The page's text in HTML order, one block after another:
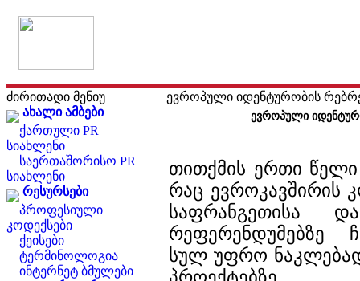
ძირითადი მენიუ
ახალი ამბები
ქართული PR
სიახლენი
საერთაშორისო PR
სიახლენი
რესურსები
პროფესიული
კოდექსები
ქეისები
ტერმინოლოგია
ინტერნეტ ბმულები
ევროპული იდენტურობის
ევროპული
თითქმის ერთი წელი
რაც ევროკავშირის
საფრანგეთისა
რეფერენდუმებზე
სულ უფრო